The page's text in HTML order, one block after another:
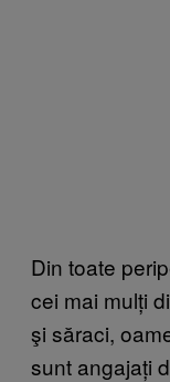
Din toate
cei mai mulți
şi săraci,
sunt angajați